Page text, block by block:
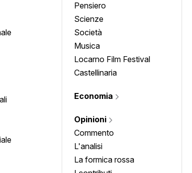
Pensiero
Scienze
Società
Musica
Locarno Film Festival
Castellinaria
Economia
Opinioni
Commento
L'analisi
La formica rossa